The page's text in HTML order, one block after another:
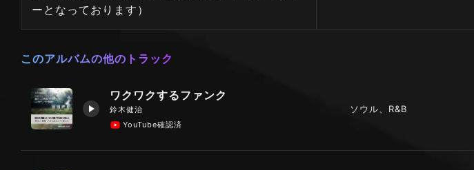
ーとなっております）
このアルバムの他のトラック
ワクワクするファンク
鈴木健治
YouTube確認済
ソウル、R&B